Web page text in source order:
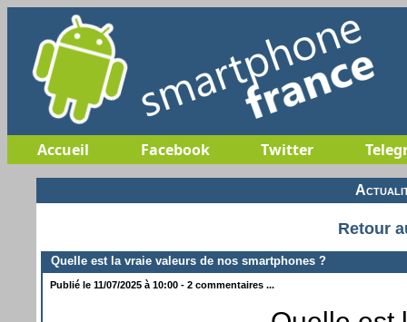
Accueil Facebook Twitter
Retour
Quelle est la vraie valeurs de nos smartphones ?
Publié le 11/07/2025 à 10:00 - 2 commentaires ...